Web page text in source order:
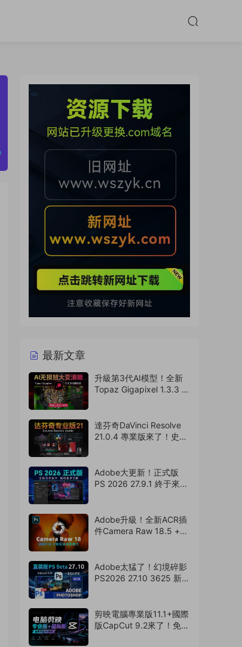
最新文章
升級第3代AI模型！全新
Topaz Gigapixel 1.3.3 中
達芬奇DaVinci Resolve
21.0.4 專業版來了！史詩
Adobe大更新！正式版
PS 2026 27.9.1 終于來
Adobe升級！全新ACR插
件Camera Raw 18.5 +
Adobe太猛了！幻境碎影
PS2026 27.10 3625 新版
剪映電腦專業版11.1+國際
版CapCut 9.2來了！免費